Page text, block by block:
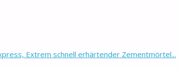
Extrem schnell erhärtender Zementmörtel...